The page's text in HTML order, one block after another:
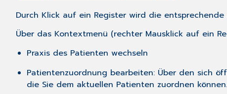
Durch Klick auf ein Register wird die
Über das Kontextmenü (rechter Mausklick auf ein
Praxis des Patienten wechseln
Patientenzuordnung bearbeiten: Über den sich
die Sie dem aktuellen Patienten zuordnen können.